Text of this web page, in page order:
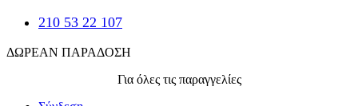
210 53 22 107
ΔΩΡΕΑΝ ΠΑΡΑΔΟΣΗ
Για όλες τις παραγγελίες